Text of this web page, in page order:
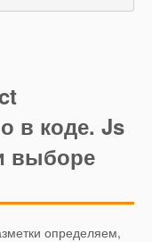
в коде. Js
выборе
определяем,